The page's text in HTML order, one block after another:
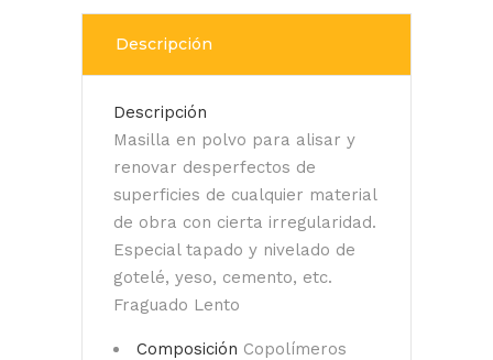
Descripción
Descripción
Masilla en polvo para alisar y
renovar desperfectos de
superficies de cualquier material
de obra con cierta irregularidad.
Especial tapado y nivelado de
gotelé, yeso, cemento, etc.
Fraguado Lento
Composición Copolímeros